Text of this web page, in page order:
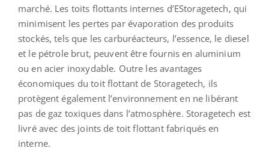
marché. Les toits flottants internes d’EStoragetech, qui
minimisent les pertes par évaporation des produits
stockés, tels que les carburéacteurs, l’essence, le diesel
et le pétrole brut, peuvent être fournis en aluminium
ou en acier inoxydable. Outre les avantages
économiques du toit flottant de Storagetech, ils
protègent également l’environnement en ne libérant
pas de gaz toxiques dans l’atmosphère. Storagetech est
livré avec des joints de toit flottant fabriqués en
interne.